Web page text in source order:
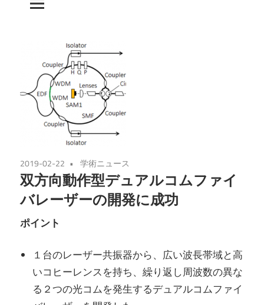
2019-02-22 学術ニュース
双方向動作型デュアルコムファイ
バレーザーの開発に成功
ポイント
１台のレーザー共振器から、広い波長帯域と高
いコヒーレンスを持ち、繰り返し周波数の異な
る２つの光コムを発生するデュアルコムファイ